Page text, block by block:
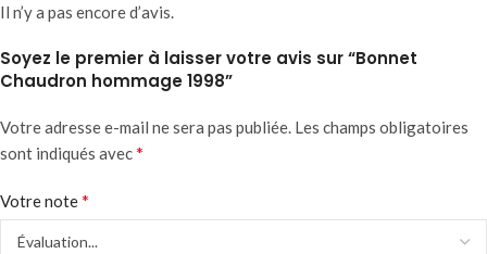
Il n’y a pas encore d’avis.
Soyez le premier à laisser votre avis sur “Bonnet
Chaudron hommage 1998”
Votre adresse e-mail ne sera pas publiée. Les champs obligatoires
sont indiqués avec*
Votre note*